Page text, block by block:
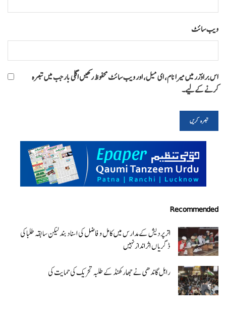
ویب‌ سائٹ
اس براؤزر میں میرا نام، ای میل، اور ویب سائٹ محفوظ رکھیں اگلی بار جب میں تبصرہ
کرنے کےلیے۔
Recommended
اتر پردیش کےمدارس میں کامل و فاضل کی اسناد بند لیکن سابقہ طلبا کی
ڈگریا ں اثرانداز نہیں
راہل گاندھی نے جھارکھنڈ کے طلبہ تحریک کی حمایت کی